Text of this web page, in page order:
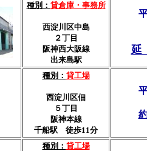
種別： 貸倉庫・事務所
西淀川区中島
２丁目
阪神西大阪線
出来島駅
延
種別： 貸工場
西淀川区佃
５丁目
阪神本線
千船駅 徒歩11分
種別： 貸工場